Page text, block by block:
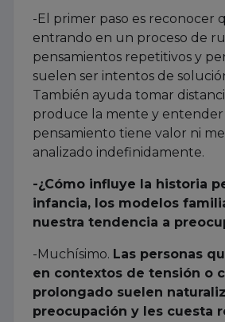
-El primer paso es reconocer
entrando en un proceso de
pensamientos repetitivos y
suelen ser intentos de
También ayuda tomar
produce la mente y
pensamiento tiene valor ni
analizado indefinidamente.
-¿Cómo influye la historia
infancia, los modelos
nuestra tendencia a
-Muchísimo. Las personas
en contextos de tensión o
prolongado suelen
preocupación y les cuesta